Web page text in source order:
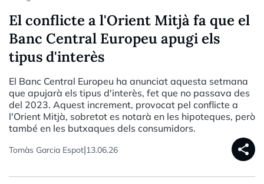
El conflicte a l'Orient Mitjà fa que el
Banc Central Europeu apugi els
tipus d'interès
El Banc Central Europeu ha anunciat aquesta setmana
que apujarà els tipus d'interès, fet que no passava des
del 2023. Aquest increment, provocat pel conflicte a
l'Orient Mitjà, sobretot es notarà en les hipoteques, però
també en les butxaques dels consumidors.
Tomàs Garcia Espot|13.06.26 share